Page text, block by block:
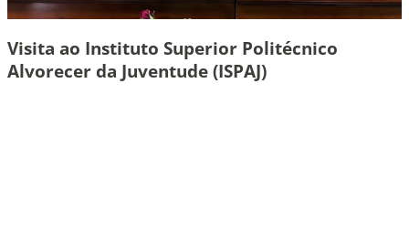
Visita ao Instituto Superior Politécnico
Alvorecer da Juventude (ISPAJ)